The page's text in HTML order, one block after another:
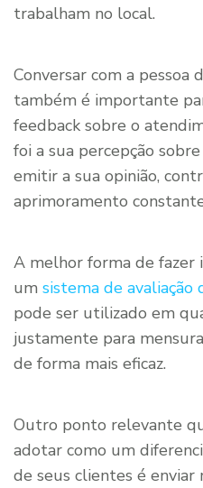
trabalham no local.
Conversar com a pessoa
também é importante
feedback sobre o
foi a sua percepção
emitir a sua opinião,
aprimoramento
A melhor forma de fazer
um sistema de
pode ser utilizado em
justamente para
de forma mais eficaz.
Outro ponto relevante
adotar como um
de seus clientes é enviar